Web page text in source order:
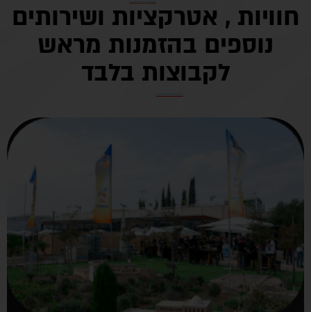
חוויות , אטרקציות ושירותים
נוספים בהזמנות מראש
לקבוצות בלבד